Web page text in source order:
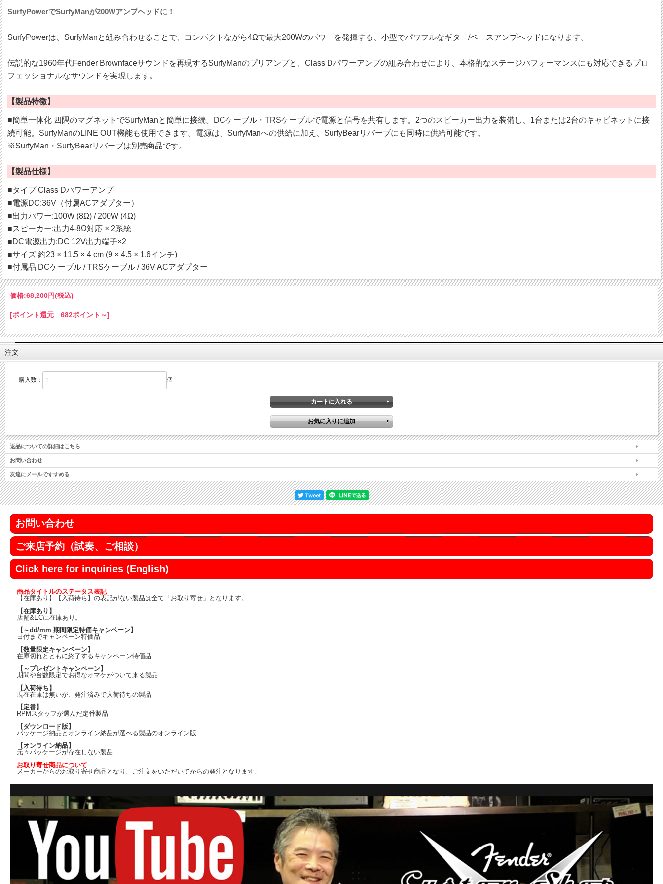
SurfyPowerでSurfyManが200Wアンプヘッドに！
SurfyPowerは、SurfyManと組み合わせることで、コンパクトながら4Ωで最大200Wのパワーを発揮する、小型でパワフルなギター/ベースアンプヘッドになります。
伝説的な1960年代Fender Brownfaceサウンドを再現するSurfyManのプリアンプと、Class Dパワーアンプの組み合わせにより、本格的なステージパフォーマンスにも対応できるプロ
フェッショナルなサウンドを実現します。
【製品特徴】
■簡単一体化 四隅のマグネットでSurfyManと簡単に接続。DCケーブル・TRSケーブルで電源と信号を共有します。2つのスピーカー出力を装備し、1台または2台のキャビネットに接
続可能。SurfyManのLINE OUT機能も使用できます。電源は、SurfyManへの供給に加え、SurfyBearリバーブにも同時に供給可能です。
※SurfyMan・SurfyBearリバーブは別売商品です。
【製品仕様】
■タイプ:Class Dパワーアンプ
■電源DC:36V（付属ACアダプター）
■出力パワー:100W (8Ω) / 200W (4Ω)
■スピーカー:出力4-8Ω対応 × 2系統
■DC電源出力:DC 12V出力端子×2
■サイズ:約23 × 11.5 × 4 cm (9 × 4.5 × 1.6インチ)
■付属品:DCケーブル / TRSケーブル / 36V ACアダプター
価格:68,200円(税込)
[ポイント還元 682ポイント～]
注文
購入数： 個
返品についての詳細はこちら
お問い合わせ
友達にメールですすめる
お問い合わせ
ご来店予約（試奏、ご相談）
Click here for inquiries (English)
商品タイトルのステータス表記
【在庫あり】【入荷待ち】の表記がない製品は全て「お取り寄せ」となります。
【在庫あり】
店舗&ECに在庫あり。
【～dd/mm 期間限定特価キャンペーン】
日付までキャンペーン特価品
【数量限定キャンペーン】
在庫切れとともに終了するキャンペーン特価品
【～プレゼントキャンペーン】
期間や台数限定でお得なオマケがついて来る製品
【入荷待ち】
現在在庫は無いが、発注済みで入荷待ちの製品
【定番】
RPMスタッフが選んだ定番製品
【ダウンロード版】
パッケージ納品とオンライン納品が選べる製品のオンライン版
【オンライン納品】
元々パッケージが存在しない製品
お取り寄せ商品について
メーカーからのお取り寄せ商品となり、ご注文をいただいてからの発注となります。